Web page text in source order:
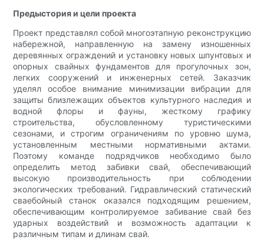
Предыстория и цели проекта
Проект представлял собой многоэтапную реконструкцию
набережной, направленную на замену изношенных
деревянных ограждений и установку новых шпунтовых и
опорных свайных фундаментов для прогулочных зон,
легких сооружений и инженерных сетей. Заказчик
уделял особое внимание минимизации вибрации для
защиты близлежащих объектов культурного наследия и
водной флоры и фауны, жесткому графику
строительства, обусловленному туристическими
сезонами, и строгим ограничениям по уровню шума,
установленным местными нормативными актами.
Поэтому команде подрядчиков необходимо было
определить метод забивки свай, обеспечивающий
высокую производительность при соблюдении
экологических требований. Гидравлический статический
сваебойный станок оказался подходящим решением,
обеспечивающим контролируемое забивание свай без
ударных воздействий и возможность адаптации к
различным типам и длинам свай.